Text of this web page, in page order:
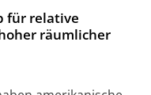
für relative
räumlicher